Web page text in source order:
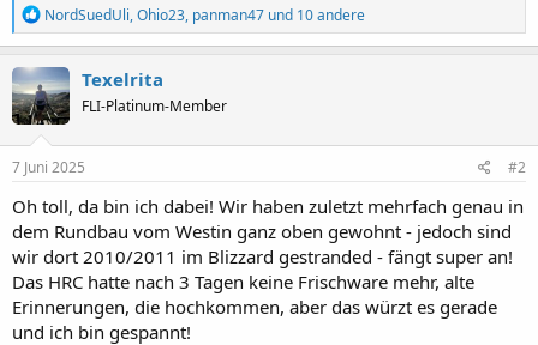
R
e
a
k
t
i
o
n
e
:
NordSuedUli,Ohio23, panman47 und 10 andere
Texelrita
FLI-Platinum-Member
7 Juni 2025 #2
Oh toll, da bin ich dabei! Wir haben zuletzt mehrfach genau in
dem Rundbau vom Westin ganz oben gewohnt - jedoch sind
wir dort 2010/2011 im Blizzard gestranded - fängt super an!
Das HRC hatte nach 3 Tagen keine Frischware mehr, alte
Erinnerungen, die hochkommen, aber das würzt es gerade
und ich bin gespannt!